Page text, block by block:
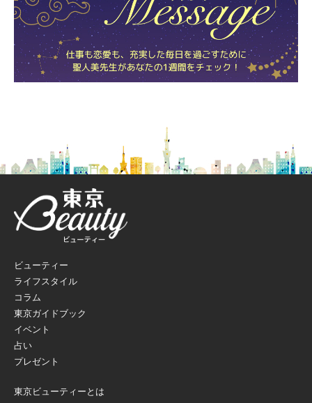
ビューティー
ライフスタイル
コラム
東京ガイドブック
イベント
占い
プレゼント
東京ビューティーとは